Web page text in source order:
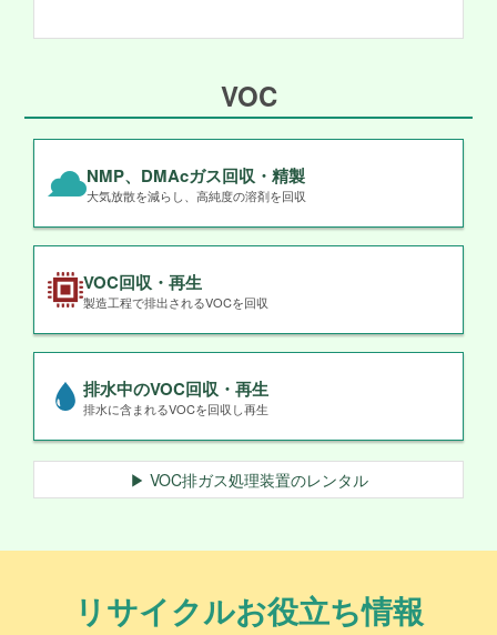
VOC
NMP、DMAcガス回収・精製
大気放散を減らし、高純度の溶剤を回収
VOC回収・再生
製造工程で排出されるVOCを回収
排水中のVOC回収・再生
排水に含まれるVOCを回収し再生
▶ VOC排ガス処理装置のレンタル
リサイクルお役立ち情報